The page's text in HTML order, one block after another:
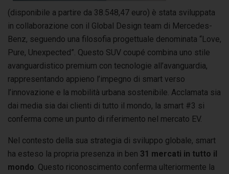
(disponibile a partire da 38.548,47 euro) è stata sviluppata
in collaborazione con il Global Design team di Mercedes-
Benz, seguendo una filosofia progettuale denominata “Love,
Pure, Unexpected”. Questo SUV coupé combina uno stile
avanguardistico premium con tecnologie all’avanguardia,
rappresentando appieno l’impegno di smart verso
l’innovazione e la mobilità urbana sostenibile. Acclamata sia
dai media sia dai clienti di tutto il mondo, la smart #3 si
conferma come un punto di riferimento nel mercato EV.
Nel contesto della sua strategia di sviluppo globale, smart
ha esteso la propria presenza in ben 31 mercati in tutto il
mondo. Questo riconoscimento conferma ulteriormente la